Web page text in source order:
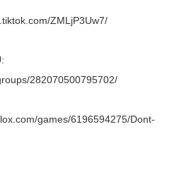
ZMLjP3Uw7/
282070500795702/
games/6196594275/Dont-